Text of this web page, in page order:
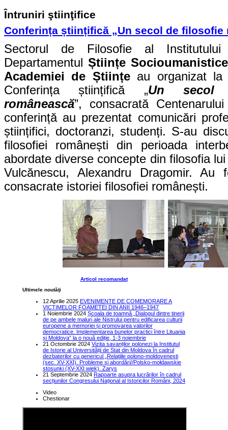
Întruniri ştiinţifice
Conferința științifică „Un secol de filosofie
Sectorul de Filosofie al
Departamentul
Științe
Academiei de Științe au organizat
Conferința științifică „Un secol
românească”, consacrată
conferință au prezentat comunicări
științifici, doctoranzi, studenți. S-au
filosofiei românești din perioada
abordate diverse concepte din filosofia
Vulcănescu, Alexandru Dragomir.
consacrate istoriei filosofiei românești.
Articol recomandat
Ultimele noutăţi
12 Aprilie 2025 EVENIMENTE DE COMEMORARE A
VICTIMELOR FOAMETEI DIN ANII 1946–1947
1 Noiembrie 2024 Școala de toamnă „Dialogul dintre tinerii
de pe ambele maluri ale Nistrului pentru edificarea culturii
europene a memoriei și promovarea valorilor
democratice. Implementarea bunelor practici între Lituania
și Moldova” la o nouă ediție, 1-3 noiembrie
21 Octombrie 2024 Vizita savanților polonezi la Institutul
de Istorie al Universității de Stat din Moldova în cadrul
dezbaterilor cu genericul „Relaţiile polono-moldoveneşti
(sec. XV-XXI). Probleme şi abordări//Polsko-mołdawskie
stosunki (XV-XXI wiek). Zarys
21 Septembrie 2024 Rapoarte asupra lucrărilor în cadrul
secțiunilor Congresului Național al Istoricilor Români, 2024
Video
Chestionar